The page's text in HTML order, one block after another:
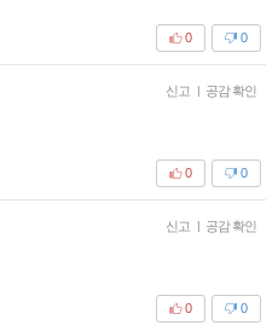
0
0
신고 | 공감 확인
0
0
신고 | 공감 확인
0
0